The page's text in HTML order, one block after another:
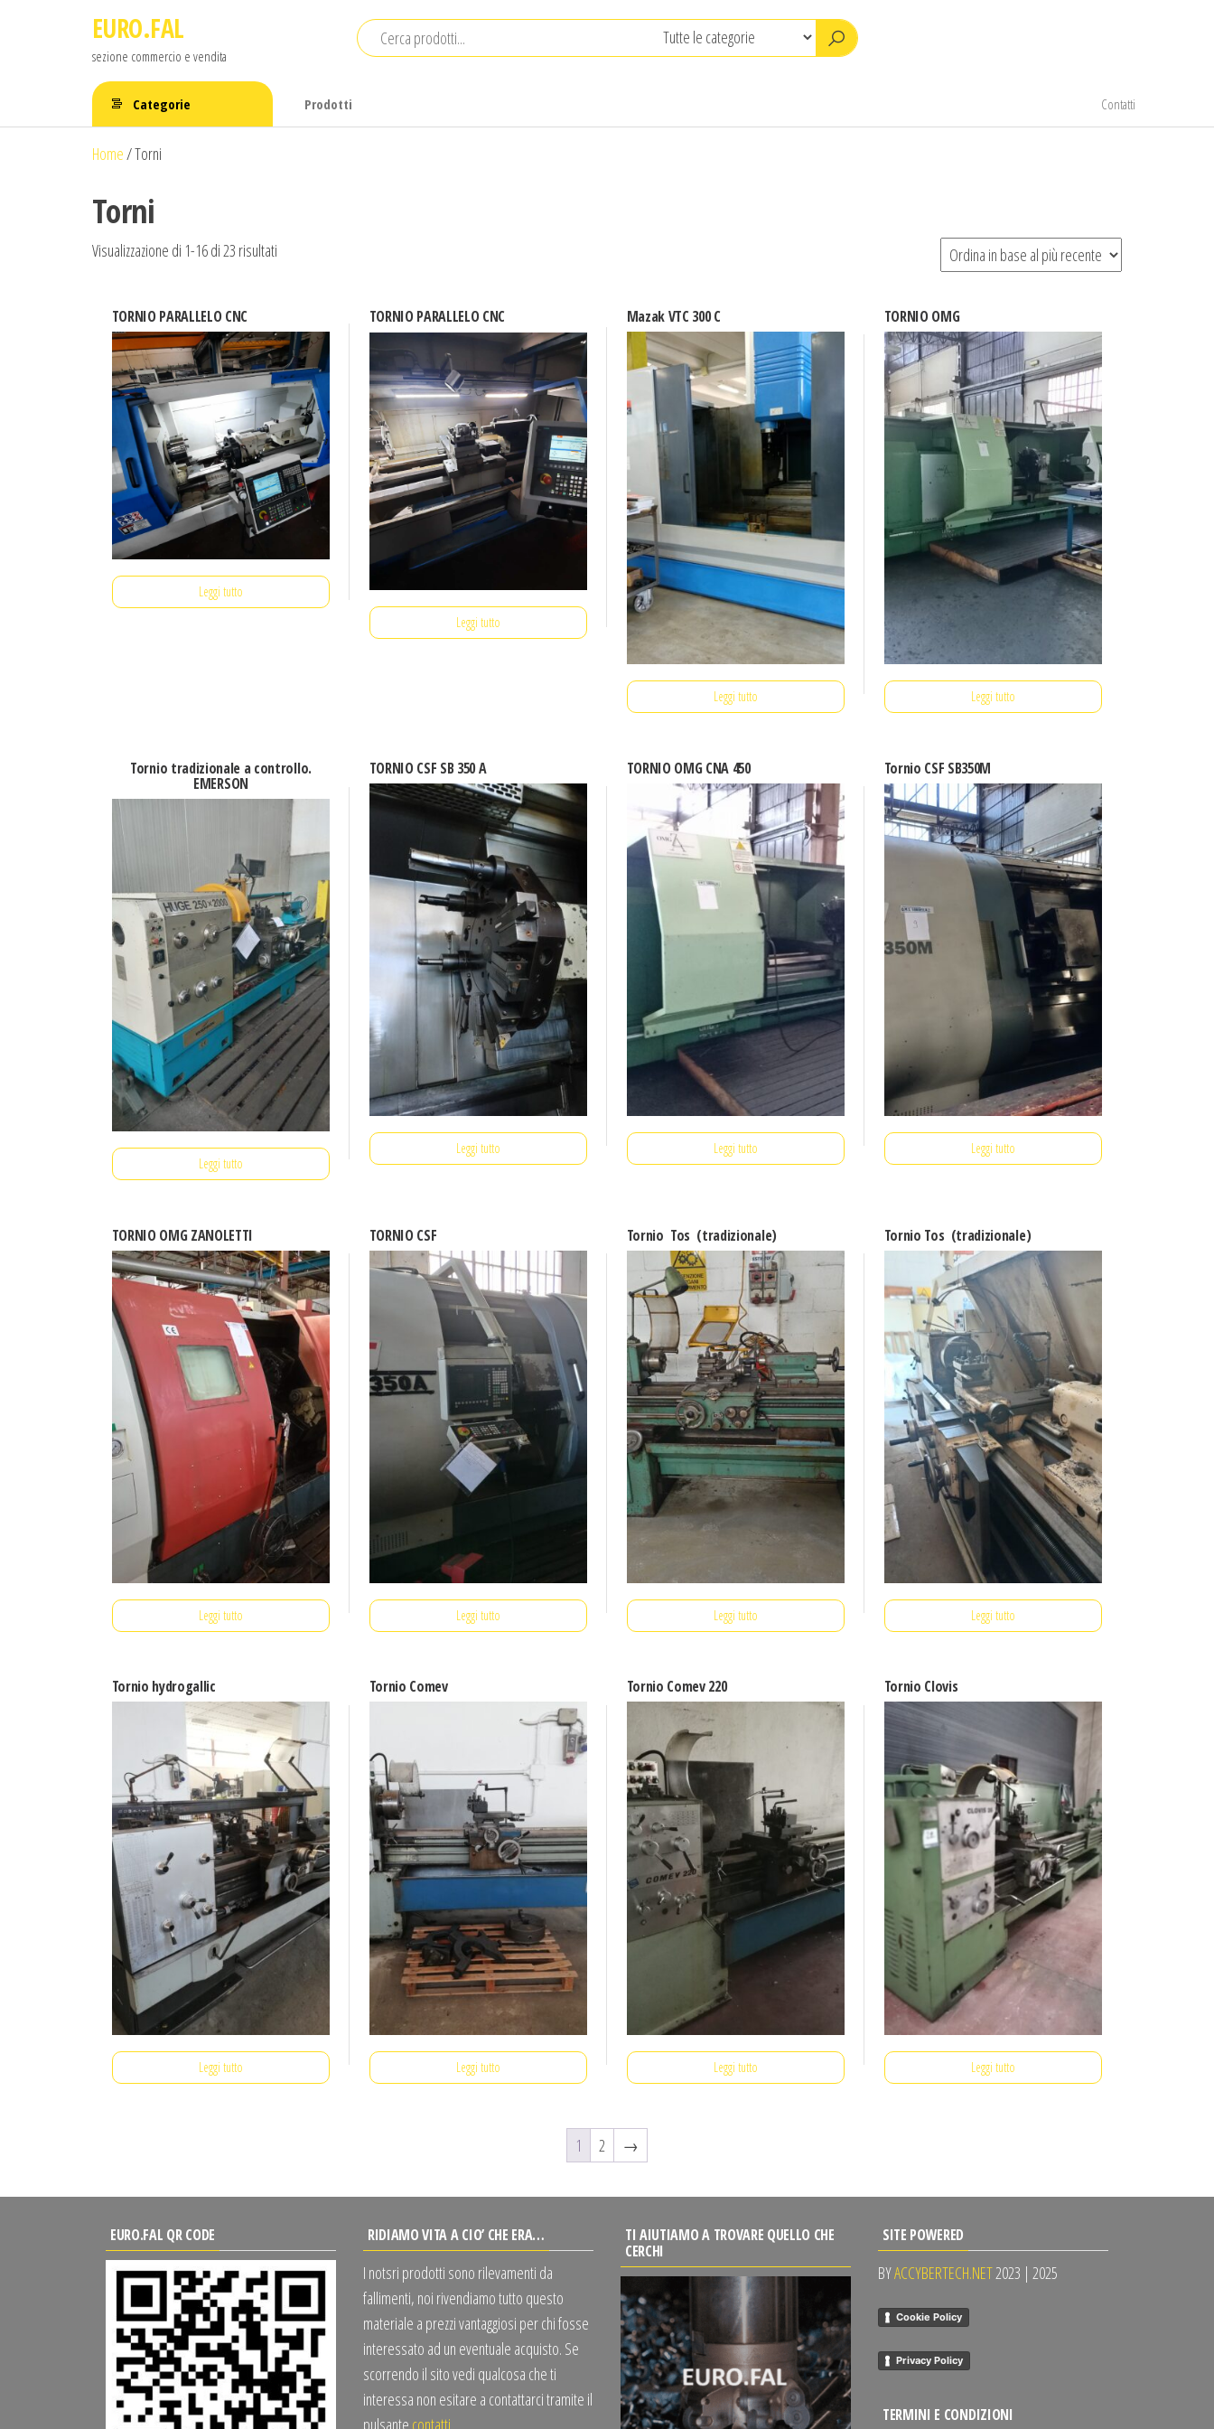
EURO.FAL
sezione commercio e vendita
Categorie Prodotti Contatti
Home/Torni
Torni
Visualizzazione di 1-16 di 23 risultati
più
recente
TORNIO PARALLELO CNC
Leggi tutto
TORNIO PARALLELO CNC
Leggi tutto
Mazak VTC 300 C
Leggi tutto
TORNIO OMG
Leggi tutto
Tornio tradizionale a controllo.
EMERSON
Leggi tutto
TORNIO CSF SB 350 A
Leggi tutto
TORNIO OMG CNA 450
Leggi tutto
Tornio CSF SB350M
Leggi tutto
TORNIO OMG ZANOLETTI
Leggi tutto
TORNIO CSF
Leggi tutto
Tornio Tos (tradizionale)
Leggi tutto
Tornio Tos (tradizionale)
Leggi tutto
Tornio hydrogallic
Leggi tutto
Tornio Comev
Leggi tutto
Tornio Comev 220
Leggi tutto
Tornio Clovis
Leggi tutto
1 2 →
EURO.FAL QR CODE RIDIAMO VITA A CIO’ CHE ERA…
I notsri prodotti sono rilevamenti da
fallimenti, noi rivendiamo tutto questo
materiale a prezzi vantaggiosi per chi fosse
interessato ad un eventuale acquisto. Se
scorrendo il sito vedi qualcosa che ti
interessa non esitare a contattarci tramite il
pulsante contatti
TI AIUTIAMO A TROVARE QUELLO CHE
CERCHI
SITE POWERED
BYACCYBERTECH.NET2023 | 2025
Cookie Policy
Privacy Policy
TERMINI E CONDIZIONI